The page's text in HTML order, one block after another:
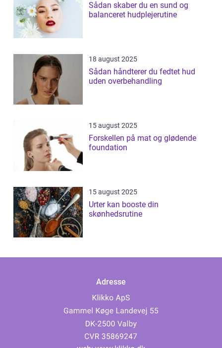
Sådan skaber du en sund og
balanceret hudplejerutine
18 august 2025
Sådan håndterer du fedtet hud
uden overbehandling
15 august 2025
Forskellen på mat og glødende
foundation
15 august 2025
Urter kan booste din
skønhedsrutine
Adresse